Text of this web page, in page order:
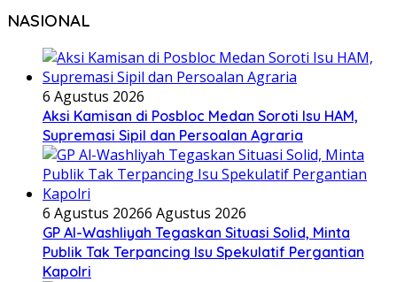
NASIONAL
6 Agustus 2026
Aksi Kamisan di Posbloc Medan Soroti Isu HAM,
Supremasi Sipil dan Persoalan Agraria
6 Agustus 20266 Agustus 2026
GP Al-Washliyah Tegaskan Situasi Solid, Minta
Publik Tak Terpancing Isu Spekulatif Pergantian
Kapolri